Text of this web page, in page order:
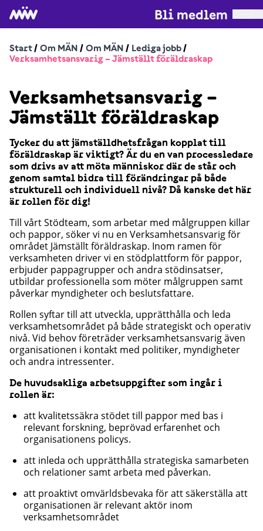
Bli medlem
Start/ Om MÄN / Om MÄN / Lediga jobb/
Verksamhetsansvarig – Jämställt föräldraskap
Verksamhetsansvarig –
Jämställt föräldraskap
Tycker du att jämställdhetsfrågan kopplat till
föräldraskap är viktigt? Är du en van processledare
som drivs av att möta människor där de står och
genom samtal bidra till förändringar på både
strukturell och individuell nivå? Då kanske det här
är rollen för dig!
Till vårt Stödteam, som arbetar med målgruppen killar
och pappor, söker vi nu en Verksamhetsansvarig för
området Jämställt föräldraskap. Inom ramen för
verksamheten driver vi en stödplattform för pappor,
erbjuder pappagrupper och andra stödinsatser,
utbildar professionella som möter målgruppen samt
påverkar myndigheter och beslutsfattare.
Rollen syftar till att utveckla, upprätthålla och leda
verksamhetsområdet på både strategiskt och operativ
nivå. Vid behov företräder verksamhetsansvarig även
organisationen i kontakt med politiker, myndigheter
och andra intressenter.
De huvudsakliga arbetsuppgifter som ingår i
rollen är:
att kvalitetssäkra stödet till pappor med bas i
relevant forskning, beprövad erfarenhet och
organisationens policys.
att inleda och upprätthålla strategiska samarbeten
och relationer samt arbeta med påverkan.
att proaktivt omvärldsbevaka för att säkerställa att
organisationen är relevant aktör inom
verksamhetsområdet